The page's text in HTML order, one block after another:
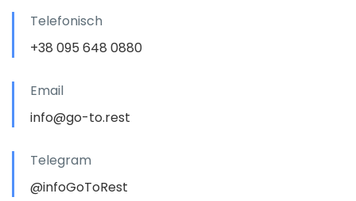
Telefonisch
+38 095 648 0880
Email
info@go-to.rest
Telegram
@infoGoToRest